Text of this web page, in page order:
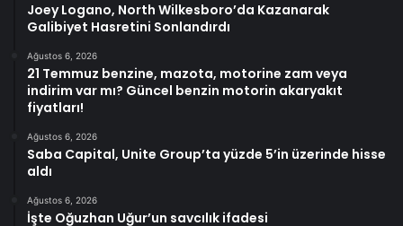
Joey Logano, North Wilkesboro’da Kazanarak
Galibiyet Hasretini Sonlandırdı
Ağustos 6, 2026
21 Temmuz benzine, mazota, motorine zam veya
indirim var mı? Güncel benzin motorin akaryakıt
fiyatları!
Ağustos 6, 2026
Saba Capital, Unite Group’ta yüzde 5’in üzerinde hisse
aldı
Ağustos 6, 2026
İşte Oğuzhan Uğur’un savcılık ifadesi